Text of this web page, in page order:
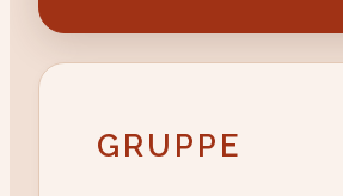
GRUPPE